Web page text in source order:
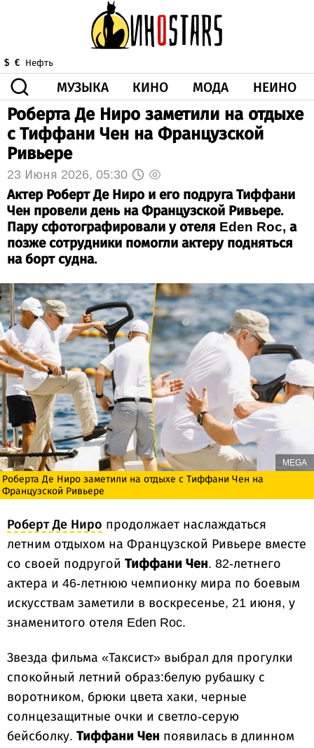
$ € Нефть
МУЗЫКА КИНО МОДА НЕИНО
ЗДОРОВЬЕ КОРОНА ИСКУССТВО
ДРУГОЕ
ВИДЕО
Роберта Де Ниро заметили на отдыхе
с Тиффани Чен на Французской
Ривьере
23 Июня 2026, 05:30
Актер Роберт Де Ниро и его подруга Тиффани
Чен провели день на Французской Ривьере.
Пару сфотографировали у отеля Eden Roc, а
позже сотрудники помогли актеру подняться
на борт судна.
MEGA
Роберта Де Ниро заметили на отдыхе с Тиффани Чен на
Французской Ривьере
Роберт Де Ниро продолжает наслаждаться
летним отдыхом на Французской Ривьере вместе
со своей подругой Тиффани Чен. 82-летнего
актера и 46-летнюю чемпионку мира по боевым
искусствам заметили в воскресенье, 21 июня, у
знаменитого отеля Eden Roc.
Звезда фильма «Таксист» выбрал для прогулки
спокойный летний образ:белую рубашку с
воротником, брюки цвета хаки, черные
солнцезащитные очки и светло-серую
бейсболку. Тиффани Чен появилась в длинном